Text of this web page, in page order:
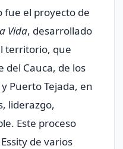
fue el proyecto de
Vida, desarrollado
territorio, que
Cauca, de los
Puerto Tejada, en
liderazgo,
Este proceso
de varios